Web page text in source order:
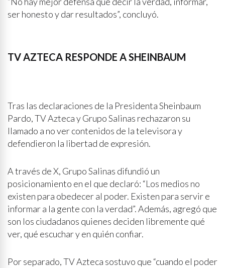
ser honesto y dar resultados”, concluyó.
TV AZTECA RESPONDE A SHEINBAUM
Tras las declaraciones de la Presidenta Sheinbaum
Pardo, TV Azteca y Grupo Salinas rechazaron su
llamado a no ver contenidos de la televisora y
defendieron la libertad de expresión.
A través de X, Grupo Salinas difundió un
posicionamiento en el que declaró: “Los medios no
existen para obedecer al poder. Existen para servir e
informar a la gente con la verdad”. Además, agregó que
son los ciudadanos quienes deciden libremente qué
ver, qué escuchar y en quién confiar.
Por separado, TV Azteca sostuvo que “cuando el poder